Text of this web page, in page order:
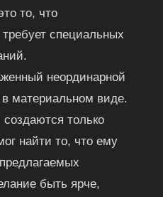
то, что
специальных
неординарной
материальном виде.
только
найти то, что ему
быть ярче,